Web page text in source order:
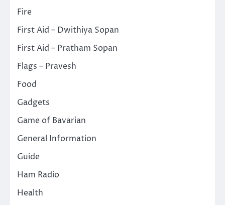
Fire
First Aid – Dwithiya Sopan
First Aid – Pratham Sopan
Flags – Pravesh
Food
Gadgets
Game of Bavarian
General Information
Guide
Ham Radio
Health